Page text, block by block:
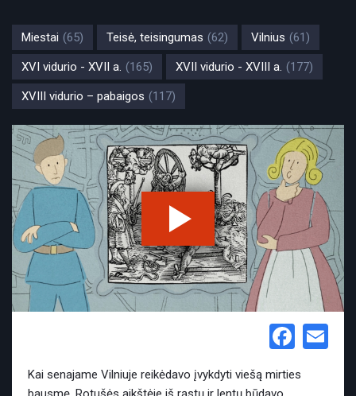
Miestai (65) Teisė, teisingumas (62) Vilnius (61)
XVI vidurio - XVII a. (165) XVII vidurio - XVIII a. (177)
XVIII vidurio – pabaigos (117)
Kai senajame Vilniuje reikėdavo įvykdyti viešą mirties